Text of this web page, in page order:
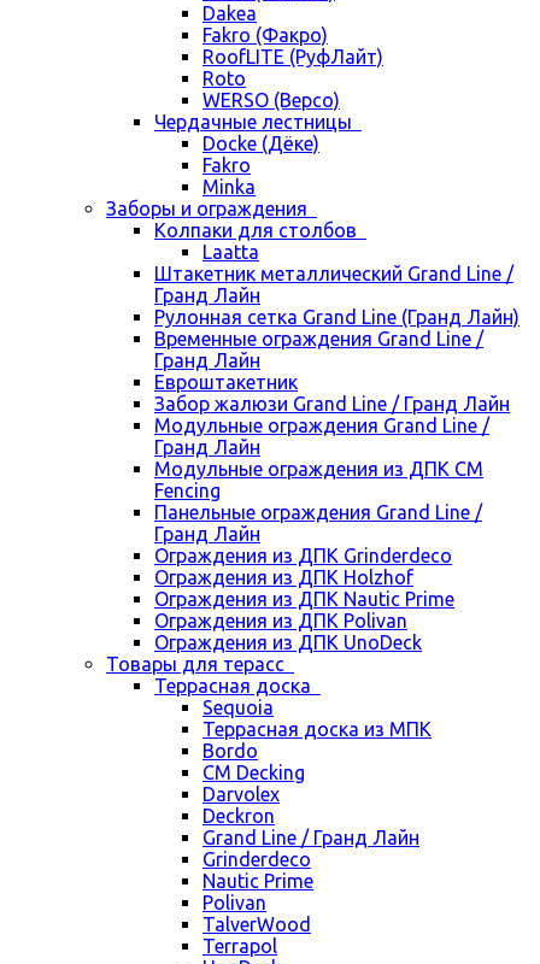
Dakea
Fakro (Факро)
RoofLITE (РуфЛайт)
Roto
WERSO (Версо)
Чердачные лестницы
Docke (Дёке)
Fakro
Minka
Заборы и ограждения
Колпаки для столбов
Laatta
Штакетник металлический Grand Line /
Гранд Лайн
Рулонная сетка Grand Line (Гранд Лайн)
Временные ограждения Grand Line /
Гранд Лайн
Евроштакетник
Забор жалюзи Grand Line / Гранд Лайн
Модульные ограждения Grand Line /
Гранд Лайн
Модульные ограждения из ДПК CM
Fencing
Панельные ограждения Grand Line /
Гранд Лайн
Ограждения из ДПК Grinderdeco
Ограждения из ДПК Holzhof
Ограждения из ДПК Nautic Prime
Ограждения из ДПК Polivan
Ограждения из ДПК UnoDeck
Товары для терасс
Террасная доска
Sequoia
Террасная доска из МПК
Bordo
CM Decking
Darvolex
Deckron
Grand Line / Гранд Лайн
Grinderdeco
Nautic Prime
Polivan
TalverWood
Terrapol